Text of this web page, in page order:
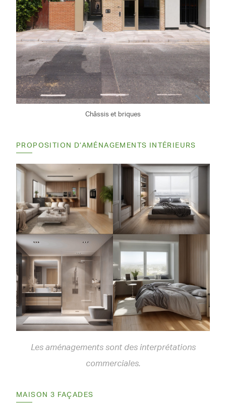
Châssis et briques
PROPOSITION D’AMÉNAGEMENTS INTÉRIEURS
Les aménagements sont des interprétations
commerciales.
MAISON 3 FAÇADES